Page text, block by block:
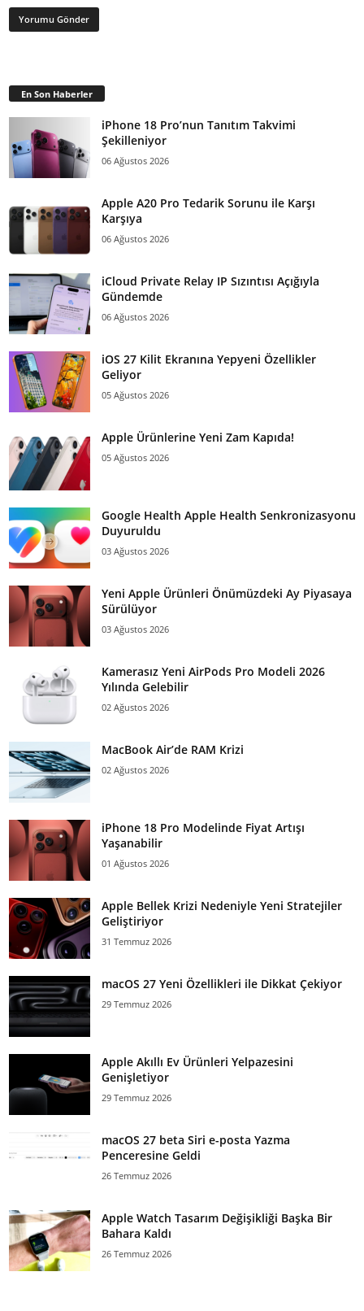
En Son Haberler
iPhone 18 Pro’nun Tanıtım Takvimi
Şekilleniyor
06 Ağustos 2026
Apple A20 Pro Tedarik Sorunu ile Karşı
Karşıya
06 Ağustos 2026
iCloud Private Relay IP Sızıntısı Açığıyla
Gündemde
06 Ağustos 2026
iOS 27 Kilit Ekranına Yepyeni Özellikler
Geliyor
05 Ağustos 2026
Apple Ürünlerine Yeni Zam Kapıda!
05 Ağustos 2026
Google Health Apple Health Senkronizasyonu
Duyuruldu
03 Ağustos 2026
Yeni Apple Ürünleri Önümüzdeki Ay Piyasaya
Sürülüyor
03 Ağustos 2026
Kamerasız Yeni AirPods Pro Modeli 2026
Yılında Gelebilir
02 Ağustos 2026
MacBook Air’de RAM Krizi
02 Ağustos 2026
iPhone 18 Pro Modelinde Fiyat Artışı
Yaşanabilir
01 Ağustos 2026
Apple Bellek Krizi Nedeniyle Yeni Stratejiler
Geliştiriyor
31 Temmuz 2026
macOS 27 Yeni Özellikleri ile Dikkat Çekiyor
29 Temmuz 2026
Apple Akıllı Ev Ürünleri Yelpazesini
Genişletiyor
29 Temmuz 2026
macOS 27 beta Siri e-posta Yazma
Penceresine Geldi
26 Temmuz 2026
Apple Watch Tasarım Değişikliği Başka Bir
Bahara Kaldı
26 Temmuz 2026